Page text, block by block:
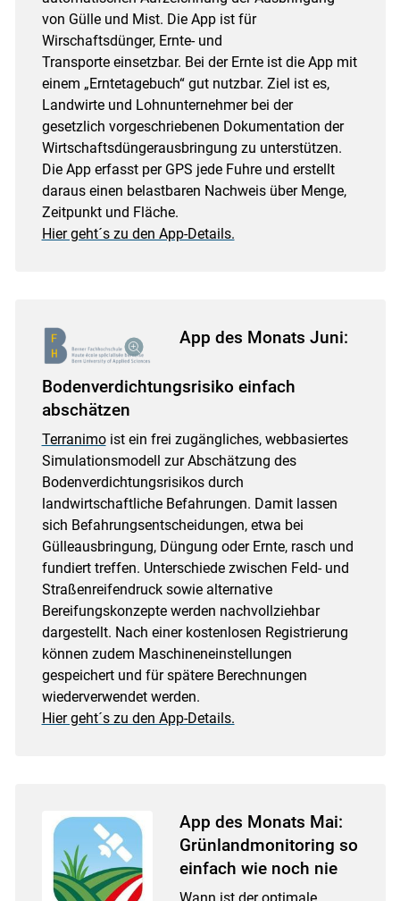
von Gülle und Mist. Die App ist für
Wirschaftsdünger, Ernte- und
Transporte einsetzbar. Bei der Ernte ist die App mit
einem „Erntetagebuch“ gut nutzbar. Ziel ist es,
Landwirte und Lohnunternehmer bei der
gesetzlich vorgeschriebenen Dokumentation der
Wirtschaftsdüngerausbringung zu unterstützen.
Die App erfasst per GPS jede Fuhre und erstellt
daraus einen belastbaren Nachweis über Menge,
Zeitpunkt und Fläche.
Hier geht´s zu den App-Details.
App des Monats Juni:
Bodenverdichtungsrisiko einfach
abschätzen
Terranimoist ein frei zugängliches, webbasiertes
Simulationsmodell zur Abschätzung des
Bodenverdichtungsrisikos durch
landwirtschaftliche Befahrungen. Damit lassen
sich Befahrungsentscheidungen, etwa bei
Gülleausbringung, Düngung oder Ernte, rasch und
fundiert treffen. Unterschiede zwischen Feld- und
Straßenreifendruck sowie alternative
Bereifungskonzepte werden nachvollziehbar
dargestellt. Nach einer kostenlosen Registrierung
können zudem Maschineneinstellungen
gespeichert und für spätere Berechnungen
wiederverwendet werden.
Hier geht´s zu den App-Details.
App des Monats Mai:
Grünlandmonitoring so
einfach wie noch nie